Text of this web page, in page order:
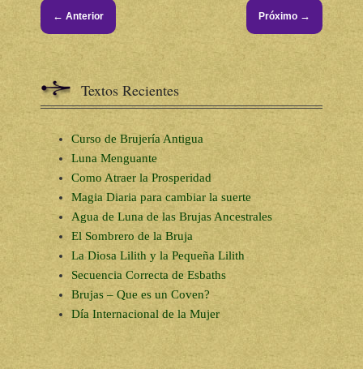
← Anterior Próximo →
Textos Recientes
Curso de Brujería Antigua
Luna Menguante
Como Atraer la Prosperidad
Magia Diaria para cambiar la suerte
Agua de Luna de las Brujas Ancestrales
El Sombrero de la Bruja
La Diosa Lilith y la Pequeña Lilith
Secuencia Correcta de Esbaths
Brujas – Que es un Coven?
Día Internacional de la Mujer